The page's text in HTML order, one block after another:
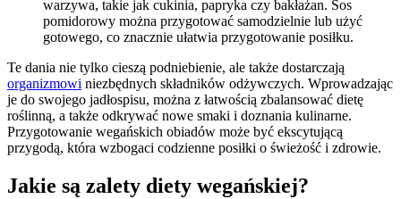
warzywa, takie jak cukinia, papryka czy bakłażan. Sos
pomidorowy można przygotować samodzielnie lub użyć
gotowego, co znacznie ułatwia przygotowanie posiłku.
Te dania nie tylko cieszą podniebienie, ale także dostarczają
organizmowi niezbędnych składników odżywczych. Wprowadzając
je do swojego jadłospisu, można z łatwością zbalansować dietę
roślinną, a także odkrywać nowe smaki i doznania kulinarne.
Przygotowanie wegańskich obiadów może być ekscytującą
przygodą, która wzbogaci codzienne posiłki o świeżość i zdrowie.
Jakie są zalety diety wegańskiej?